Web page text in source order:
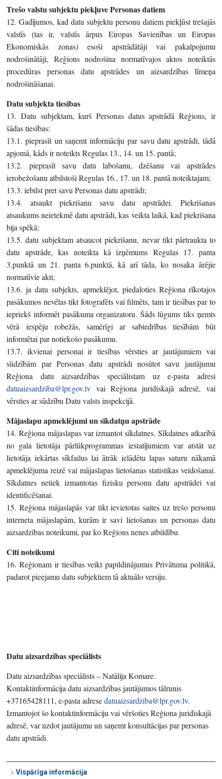
Trešo valstu subjektu piekļuve Personas datiem
12. Gadījumos, kad datu subjektu personu datiem piekļūst trešajās
valstīs (tas ir, valstīs ārpus Eiropas Savienības un Eiropas
Ekonomiskās zonas) esoši apstrādātāji vai pakalpojumu
nodrošinātāji, Reģions nodrošina normatīvajos aktos noteiktās
procedūras personas datu apstrādes un aizsardzības līmeņa
nodrošināšanai.
Datu subjekta tiesības
13. Datu subjektam, kurš Personas datus apstrādā Reģions, ir
šādas tiesības:
13.1. pieprasīt un saņemt informāciju par savu datu apstrādi, tādā
apjomā, kāds ir noteikts Regulas 13., 14. un 15. pantā;
13.2. pieprasīt savu datu labošanu, dzēšanu vai apstrādes
ierobežošanu atbilstoši Regulas 16., 17. un 18. pantā noteiktajam;
13.3. iebilst pret savu Personas datu apstrādi;
13.4. atsaukt piekrišanu savu datu apstrādei. Piekrišanas
atsaukums neietekmē datu apstrādi, kas veikta laikā, kad piekrišana
bija spēkā;
13.5. datu subjektam atsaucot piekrišanu, nevar tikt pārtraukta to
datu apstrāde, kas noteikta kā izņēmums Regulas 17. panta
3.punktā un 21. panta 6.punktā, kā arī tāda, ko nosaka ārējie
normatīvie akti;
13.6. ja datu subjekts, apmeklējot, piedaloties Reģiona rīkotajos
pasākumos nevēlas tikt fotografēts vai filmēts, tam ir tiesības par to
iepriekš informēt pasākuma organizatoru. Šāds lūgums tiks ņemts
vērā iespēju robežās, samērīgi ar sabiedrības tiesībām būt
informētai par notiekošo pasākumu.
13.7. ikvienai personai ir tiesības vērsties ar jautājumiem vai
sūdzībām par Personas datu apstrādi nosūtot savu jautājumu
Reģiona datu aizsardzības speciālistam uz e-pasta adresi
datuaizsardziba@lpr.gov.lv vai Reģiona juridiskajā adresē, vai
vērsties ar sūdzību Datu valsts inspekcijā.
Mājaslapu apmeklējumi un sīkdatņu apstrāde
14. Reģiona mājaslapas var izmantot sīkdatnes. Sīkdatnes atkarībā
no gala lietotāja pārlūkprogrammas iestatījumiem var atstāt uz
lietotāja iekārtas sīkfailus lai ātrāk ielādētu lapas saturu nākamā
apmeklējuma reizē vai mājaslapas lietošanas statistikas veidošanai.
Sīkdatnes netiek izmantotas fizisku personu datu apstrādei vai
identificēšanai.
15. Reģiona mājaslapās var tikt ievietotas saites uz trešo personu
interneta mājaslapām, kurām ir savi lietošanas un personas datu
aizsardzības noteikumi, par ko Reģions nenes atbildību.
Citi noteikumi
16. Reģionam ir tiesības veikt papildinājumus Privātuma politikā,
padarot pieejamu datu subjektiem tā aktuālo versiju.
Datu aizsardzības speciālists
Datu aizsardzības speciālists – Natālija Komare.
Kontaktinformācija datu aizsardzības jautājumos tālrunis
+37165428111, e-pasta adresedatuaizsardziba@lpr.gov.lv.
Izmantojot šo kontaktinformāciju vai vēršoties Reģiona juridiskajā
adresē, var uzdot jautājumu un saņemt konsultācijas par personas
datu apstrādi.
Vispārīga informācija